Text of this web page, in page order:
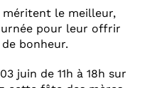
méritent le meilleur,
pour leur offrir
bonheur.
juin de 11h à 18h sur